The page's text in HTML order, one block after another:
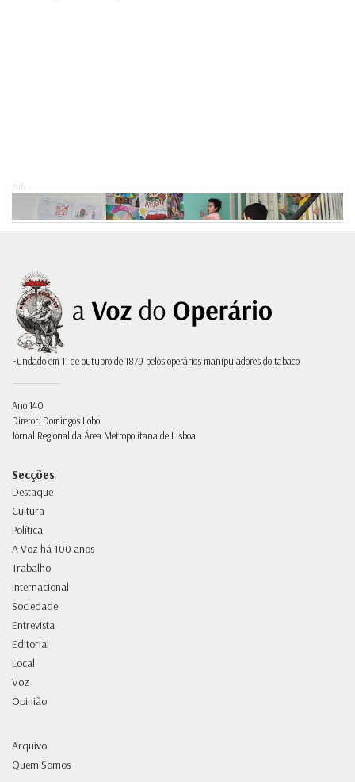
Pub.
Fundado em 11 de outubro de 1879 pelos operários manipuladores do tabaco
Ano 140
Diretor: Domingos Lobo
Jornal Regional da Área Metropolitana de Lisboa
Secções
Destaque
Cultura
Política
A Voz há 100 anos
Trabalho
Internacional
Sociedade
Entrevista
Editorial
Local
Voz
Opinião
Arquivo
Quem Somos